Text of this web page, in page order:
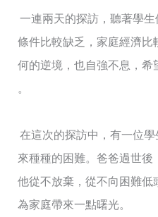
一連兩天的探訪，聽著學
條件比較缺乏，家庭經濟
何的逆境，也自強不息，
。
在這次的探訪中，有一位
來種種的困難。爸爸過世
他從不放棄，從不向困難
為家庭帶來一點曙光。